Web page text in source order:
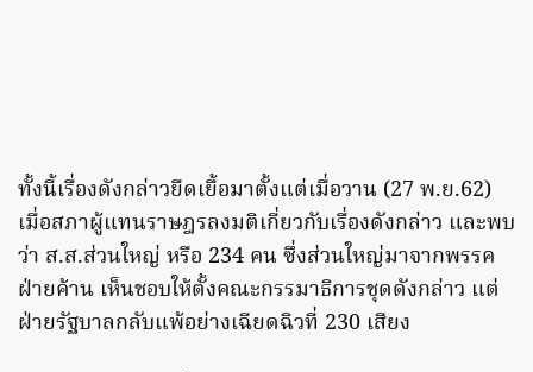
ทั้งนี้เรื่องดังกล่าวยืดเยื้อมาตั้งแต่เมื่อวาน (27 พ.ย.62)
เมื่อสภาผู้แทนราษฎรลงมติเกี่ยวกับเรื่องดังกล่าว และพบ
ว่า ส.ส.ส่วนใหญ่ หรือ 234 คน ซึ่งส่วนใหญ่มาจากพรรค
ฝ่ายค้าน เห็นชอบให้ตั้งคณะกรรมาธิการชุดดังกล่าว แต่
ฝ่ายรัฐบาลกลับแพ้อย่างเฉียดฉิวที่ 230 เสียง